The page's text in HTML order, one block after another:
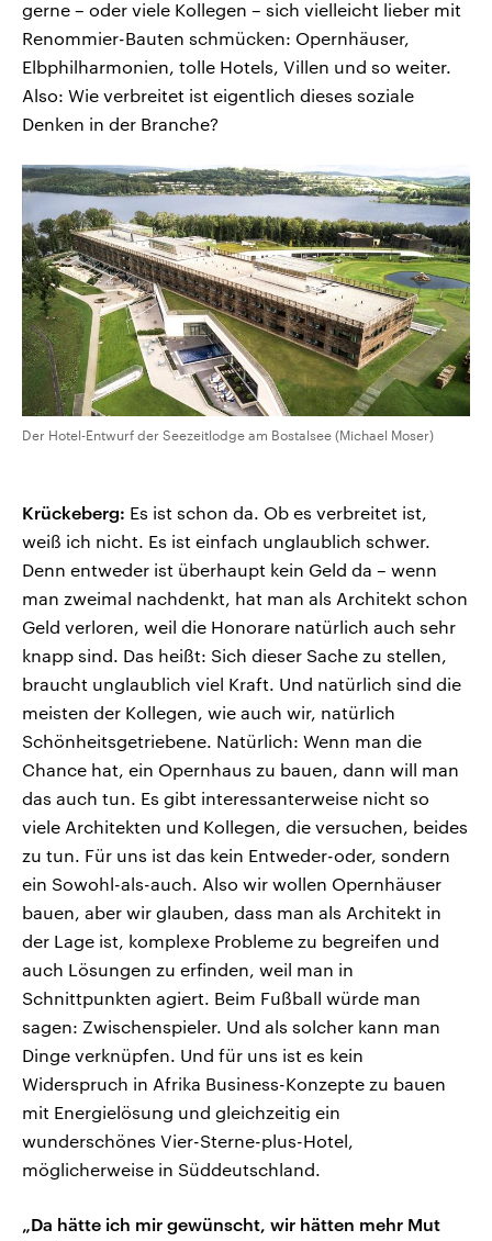
gerne – oder viele Kollegen – sich vielleicht lieber mit
Renommier-Bauten schmücken: Opernhäuser,
Elbphilharmonien, tolle Hotels, Villen und so weiter.
Also: Wie verbreitet ist eigentlich dieses soziale
Denken in der Branche?
Der Hotel-Entwurf der Seezeitlodge am Bostalsee (Michael Moser)
Krückeberg: Es ist schon da. Ob es verbreitet ist,
weiß ich nicht. Es ist einfach unglaublich schwer.
Denn entweder ist überhaupt kein Geld da – wenn
man zweimal nachdenkt, hat man als Architekt schon
Geld verloren, weil die Honorare natürlich auch sehr
knapp sind. Das heißt: Sich dieser Sache zu stellen,
braucht unglaublich viel Kraft. Und natürlich sind die
meisten der Kollegen, wie auch wir, natürlich
Schönheitsgetriebene. Natürlich: Wenn man die
Chance hat, ein Opernhaus zu bauen, dann will man
das auch tun. Es gibt interessanterweise nicht so
viele Architekten und Kollegen, die versuchen, beides
zu tun. Für uns ist das kein Entweder-oder, sondern
ein Sowohl-als-auch. Also wir wollen Opernhäuser
bauen, aber wir glauben, dass man als Architekt in
der Lage ist, komplexe Probleme zu begreifen und
auch Lösungen zu erfinden, weil man in
Schnittpunkten agiert. Beim Fußball würde man
sagen: Zwischenspieler. Und als solcher kann man
Dinge verknüpfen. Und für uns ist es kein
Widerspruch in Afrika Business-Konzepte zu bauen
mit Energielösung und gleichzeitig ein
wunderschönes Vier-Sterne-plus-Hotel,
möglicherweise in Süddeutschland.
„Da hätte ich mir gewünscht, wir hätten mehr Mut